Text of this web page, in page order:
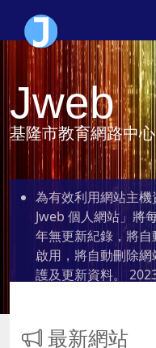
Jweb
基隆市教育網路中
為有效利用網站主
Jweb 個人網站」將
年無更新紀錄，將
啟用，將自動刪除
護及更新資料。
最新網站